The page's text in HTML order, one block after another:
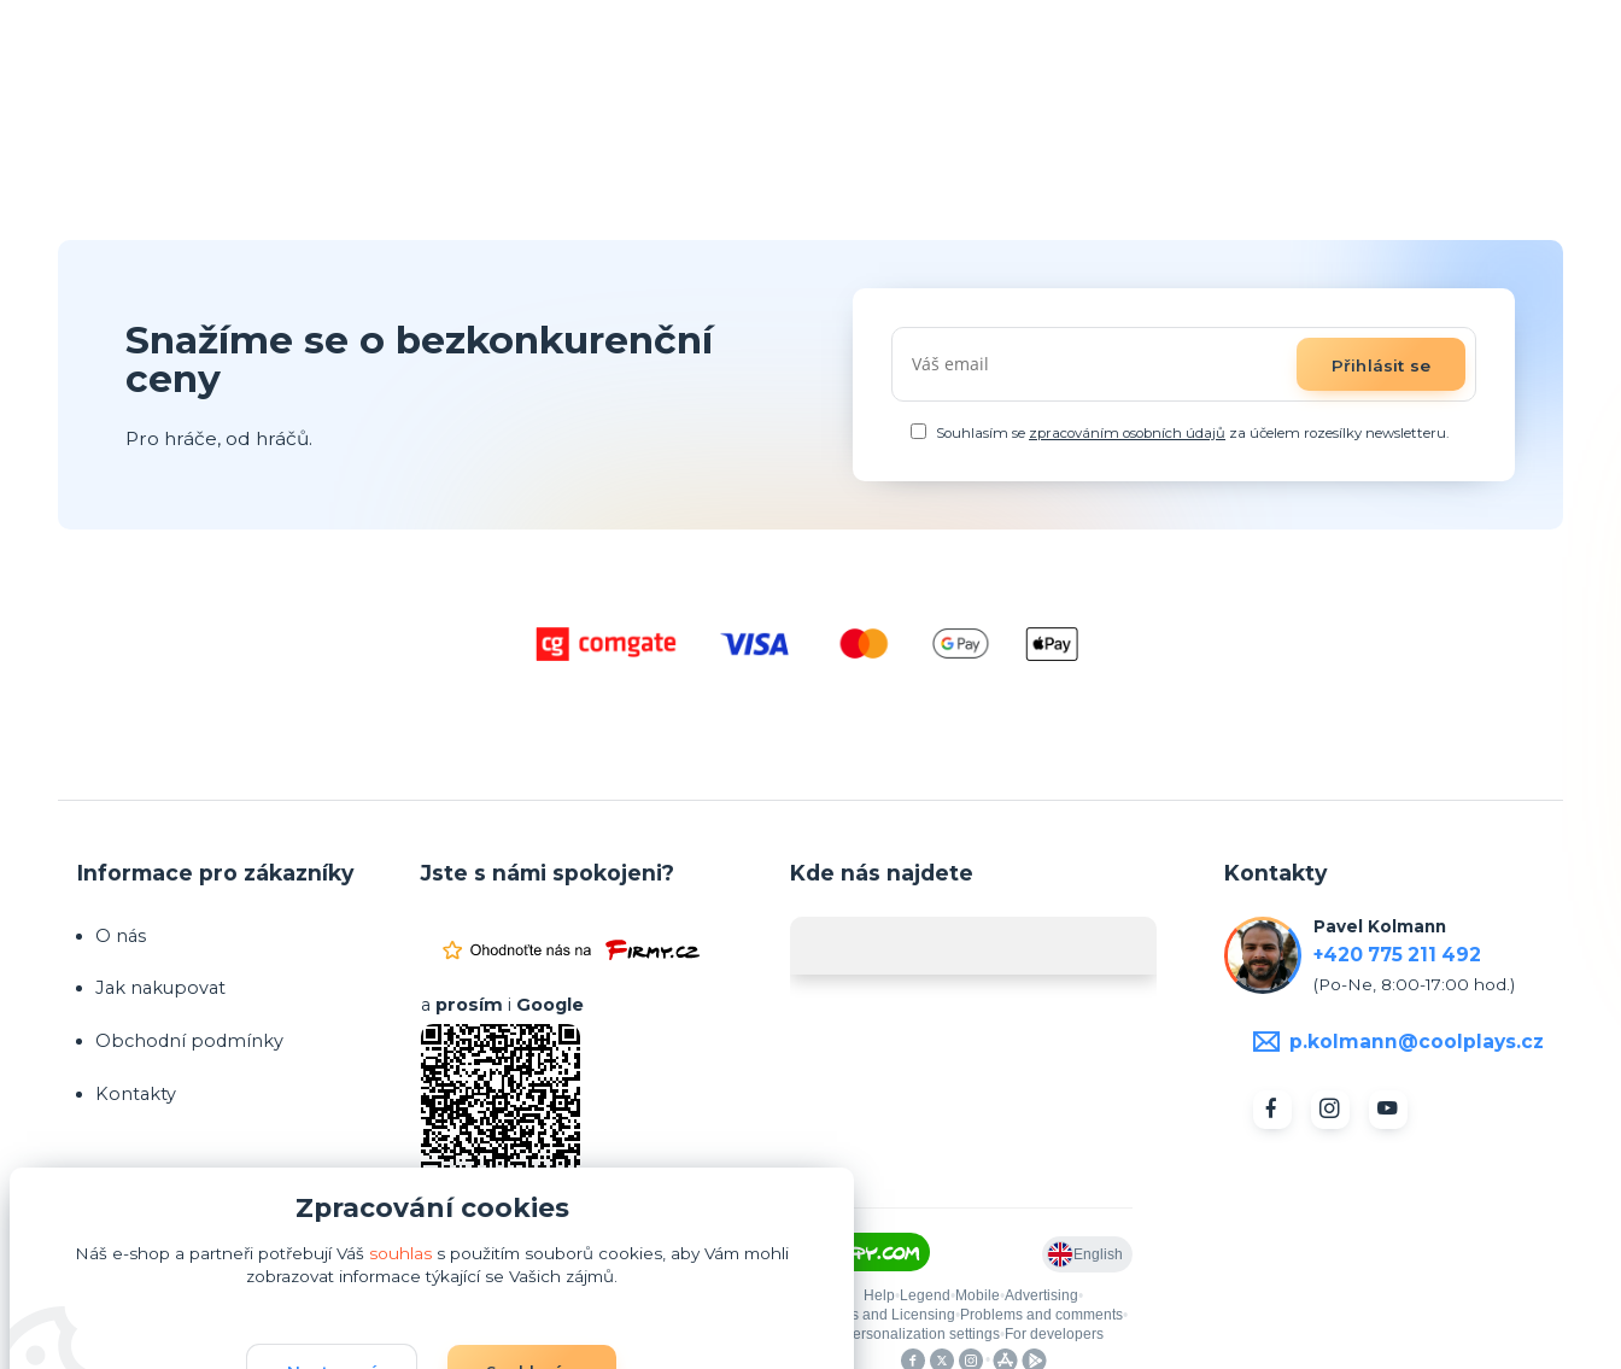
Snažíme se o bezkonkurenční
ceny
Pro hráče, od hráčů.
Přihlásit se
Souhlasím se zpracováním osobních údajů za účelem rozesílky newsletteru.
Informace pro zákazníky
O nás
Jak nakupovat
Obchodní podmínky
Kontakty
Jste s námi spokojeni?
a prosím i Google
Kde nás najdete Kontakty
Pavel Kolmann
+420 775 211 492
(Po-Ne, 8:00-17:00 hod.)
p.kolmann@coolplays.cz
Zpracování cookies
Náš e-shop a partneři potřebují Váš souhlas s použitím souborů cookies, aby Vám mohli
zobrazovat informace týkající se Vašich zájmů.